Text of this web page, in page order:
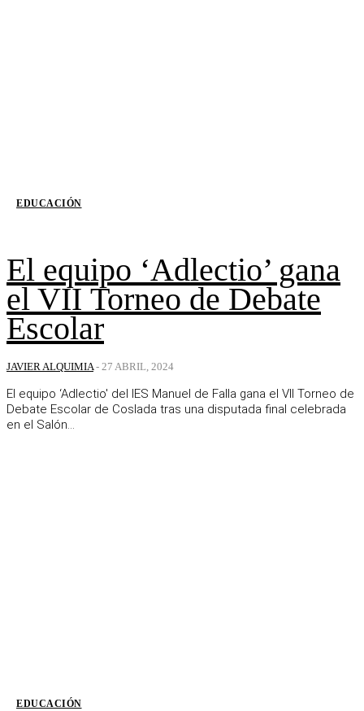
EDUCACIÓN
El equipo ‘Adlectio’ gana
el VII Torneo de Debate
Escolar
JAVIER ALQUIMIA - 27 ABRIL, 2024
El equipo ‘Adlectio' del IES Manuel de Falla gana el VII Torneo de
Debate Escolar de Coslada tras una disputada final celebrada
en el Salón...
EDUCACIÓN